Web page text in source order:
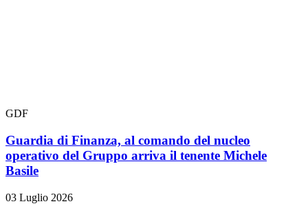
GDF
Guardia di Finanza, al comando del nucleo
operativo del Gruppo arriva il tenente Michele
Basile
03 Luglio 2026